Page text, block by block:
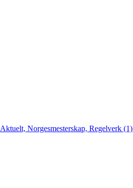
Aktuelt, Norgesmesterskap, Regelverk (1)